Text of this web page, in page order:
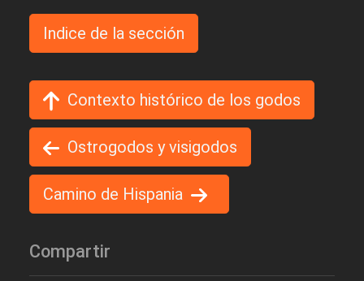
Indice de la sección
Contexto histórico de los godos
Ostrogodos y visigodos
Camino de Hispania
Compartir